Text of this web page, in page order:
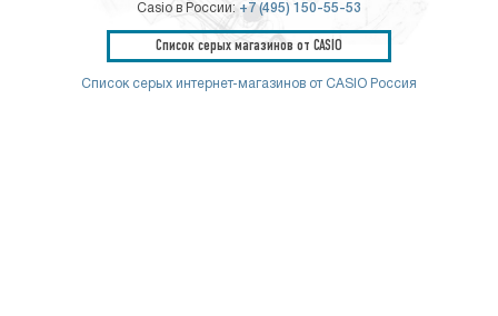
Casio в России: +7 (495) 150-55-53
Список серых магазинов от CASIO
Список серых интернет-магазинов от CASIO Россия